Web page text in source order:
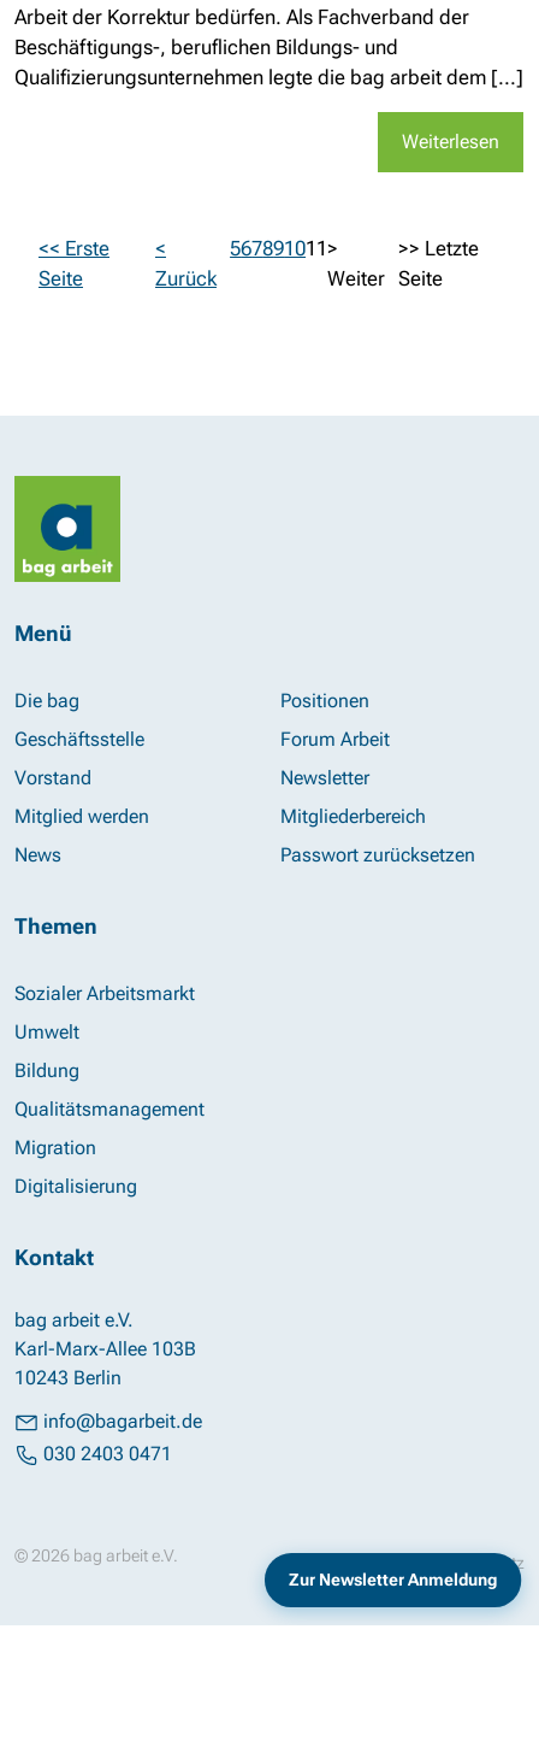
Arbeit der Korrektur bedürfen. Als Fachverband der
Beschäftigungs-, beruflichen Bildungs- und
Qualifizierungsunternehmen legte die bag arbeit dem [...]
Weiterlesen
<< Erste
Seite
<
Zurück
567891011>
Weiter
>> Letzte
Seite
Menü
Die bag
Geschäftsstelle
Vorstand
Mitglied werden
News
Positionen
Forum Arbeit
Newsletter
Mitgliederbereich
Passwort zurücksetzen
Themen
Sozialer Arbeitsmarkt
Umwelt
Bildung
Qualitätsmanagement
Migration
Digitalisierung
Kontakt
bag arbeit e.V.
Karl-Marx-Allee 103B
10243 Berlin
info@bagarbeit.de
030 2403 0471
© 2026 bag arbeit e.V. Datenschutz
Zur Newsletter Anmeldung